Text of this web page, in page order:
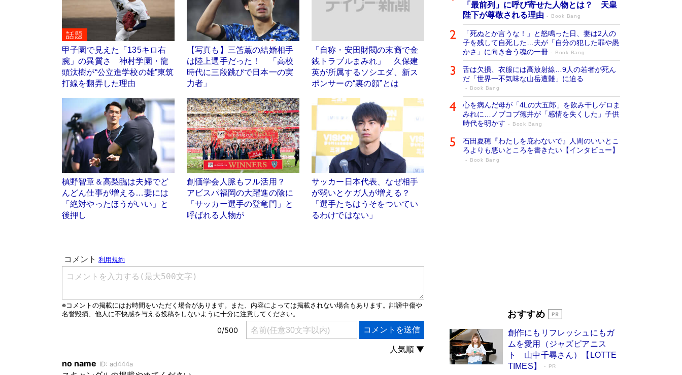
話題
甲子園で見えた「135キロ右
腕」の異質さ 神村学園・龍
頭汰樹が“公立進学校の雄”東筑
打線を翻弄した理由
【写真も】三笘薫の結婚相手
は陸上選手だった！ 「高校
時代に三段跳びで日本一の実
力者」
「自称・安田財閥の末裔で金
銭トラブルまみれ」 久保建
英が所属するソシエダ、新ス
ポンサーの“裏の顔”とは
槙野智章＆高梨臨は夫婦でど
んどん仕事が増える…妻には
「絶対やったほうがいい」と
後押し
創価学会人脈もフル活用？
アビスパ福岡の大躍進の陰に
「サッカー選手の登竜門」と
呼ばれる人物が
サッカー日本代表、なぜ相手
が弱いとケガ人が増える？
「選手たちはうそをついてい
るわけではない」
「最前列」に呼び寄せた人物とは？ 天皇
陛下が尊敬される理由
Book Bang
「死ぬとか言うな！」と怒鳴った日、妻は2人の
子を残して自死した…夫が「自分の犯した罪や愚
かさ」に向き合う魂の一冊
Book Bang
舌は欠損、衣服には高放射線…9人の若者が死ん
だ「世界一不気味な山岳遭難」に迫る
Book Bang
心を病んだ母が「4Lの大五郎」を飲み干しゲロま
みれに…ノブコブ徳井が「感情を失くした」子供
時代を明かす
Book Bang
石田夏穂『わたしを庇わないで』人間のいいとこ
ろよりも悪いところを書きたい【インタビュー】
Book Bang
ン 江戸川乱歩賞受賞の続編『殺し屋の出世術』
も初登場［文芸書ベストセラー］
Book Bang
おすすめ
創作にもリフレッシュにもガ
ムを愛用（ジャズピアニス
ト 山中千尋さん）【LOTTE
TIMES】
PR